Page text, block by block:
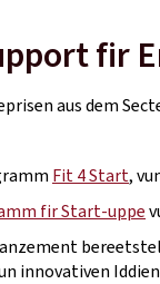
fir
aus dem
Fit 4 Start,
fir Start-uppe
innovativen